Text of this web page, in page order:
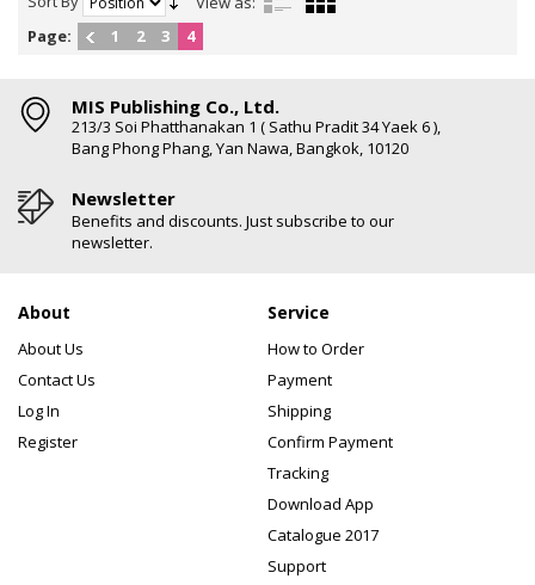
Page:
1 2 3 4
MIS Publishing Co., Ltd.
213/3 Soi Phatthanakan 1 ( Sathu Pradit 34 Yaek 6 ),
Bang Phong Phang, Yan Nawa, Bangkok, 10120
Newsletter
Benefits and discounts. Just subscribe to our
newsletter.
About
About Us
Contact Us
Log In
Register
Service
How to Order
Payment
Shipping
Confirm Payment
Tracking
Download App
Catalogue 2017
Support